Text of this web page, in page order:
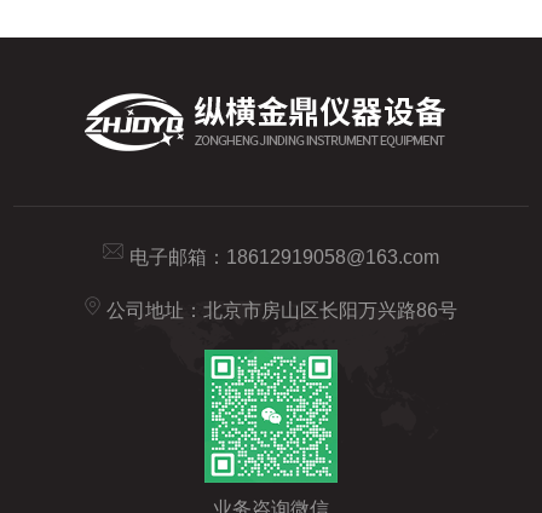
电子邮箱： 18612919058@163.com
公司地址：北京市房山区长阳万兴路86号
业务咨询微信